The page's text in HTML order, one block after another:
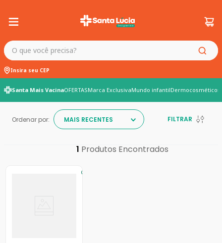
O que você precisa?
Insira seu CEP
Santa Mais VacinaOFERTASMarca ExclusivaMundo infantilDermocosméticos
Ordenar por: MAIS RECENTES FILTRAR
1